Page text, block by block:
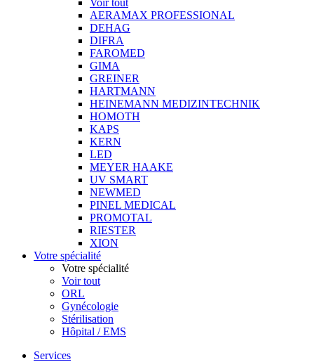
Voir tout
AERAMAX PROFESSIONAL
DEHAG
DIFRA
FAROMED
GIMA
GREINER
HARTMANN
HEINEMANN MEDIZINTECHNIK
HOMOTH
KAPS
KERN
LED
MEYER HAAKE
UV SMART
NEWMED
PINEL MEDICAL
PROMOTAL
RIESTER
XION
Votre spécialité
Votre spécialité
Voir tout
ORL
Gynécologie
Stérilisation
Hôpital / EMS
Services